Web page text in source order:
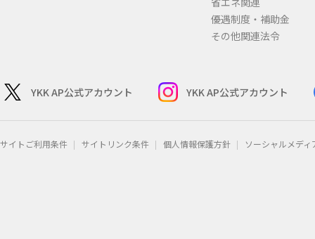
優遇制度・補助金
その他関連法令
YKK AP公式アカウント YKK AP公式アカウント
サイトご利用条件 サイトリンク条件 個人情報保護方針 ソーシャルメデ